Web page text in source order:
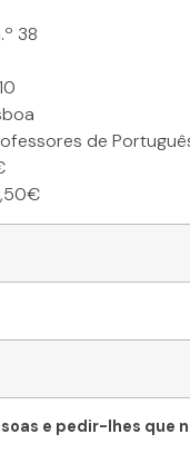
38
de
e pedir-lhes que